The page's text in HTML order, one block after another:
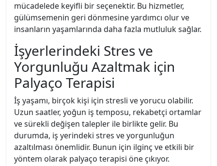
mücadelede keyifli bir seçenektir. Bu hizmetler,
gülümsemenin geri dönmesine yardımcı olur ve
insanların yaşamlarında daha fazla mutluluk sağlar.
İşyerlerindeki Stres ve
Yorgunluğu Azaltmak için
Palyaço Terapisi
İş yaşamı, birçok kişi için stresli ve yorucu olabilir.
Uzun saatler, yoğun iş temposu, rekabetçi ortamlar
ve sürekli değişen talepler ile birlikte gelir. Bu
durumda, iş yerindeki stres ve yorgunluğun
azaltılması önemlidir. Bunun için ilginç ve etkili bir
yöntem olarak palyaço terapisi öne çıkıyor.